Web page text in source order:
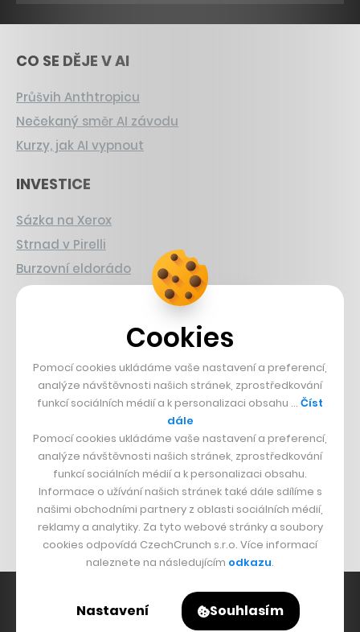
CO SE DĚJE V AI
Průšvih Anthtropicu
Nečekaný směr AI závodu
Kurzy, jak AI vypnout
INVESTICE
Sázka na Xerox
Strnad v Pirelli
Burzovní eldorádo
Boční projekt, co se zvrtnul
Francouzský šéfkuchař na Šumavě
Dva golfisti, co pečou
DESIGN
Bomma není tichá
Originální hodinky
Nábytek z betonu
Cookies
Pomocí cookies ukládáme vaše nastavení a preferencí,
analýze návštěvnosti našich stránek, zprostředkování
funkcí sociálních médií a k personalizaci obsahu … Číst
dále
Pomocí cookies ukládáme vaše nastavení a preferencí,
analýze návštěvnosti našich stránek, zprostředkování
funkcí sociálních médií a k personalizaci obsahu.
Informace o užívání našich stránek také dále sdílíme s
našimi obchodními partnery z oblasti sociálních médií,
reklamy a analytiky. Za tyto webové stránky a soubory
cookies odpovídá CzechCrunch s.r.o. Více informací
naleznete na následujícím odkazu.
Nastavení Souhlasím